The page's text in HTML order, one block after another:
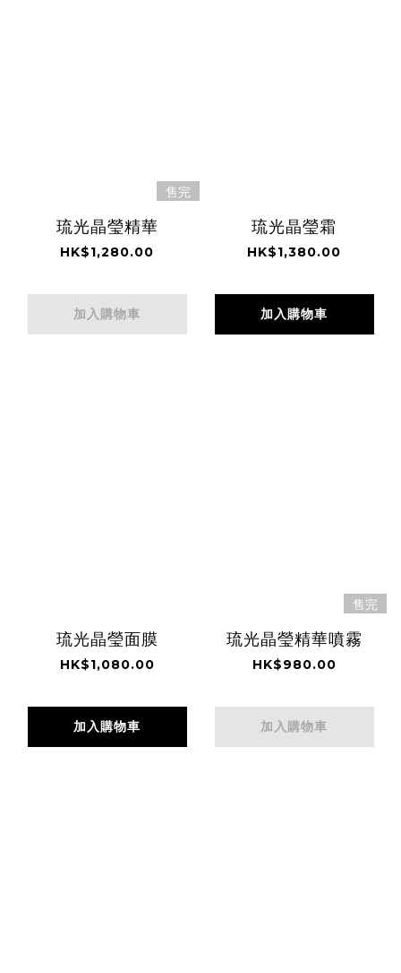
售完
琉光晶瑩精華
HK$1,280.00
加入購物車
琉光晶瑩霜
HK$1,380.00
加入購物車
琉光晶瑩面膜
HK$1,080.00
加入購物車
售完
琉光晶瑩精華噴霧
HK$980.00
加入購物車